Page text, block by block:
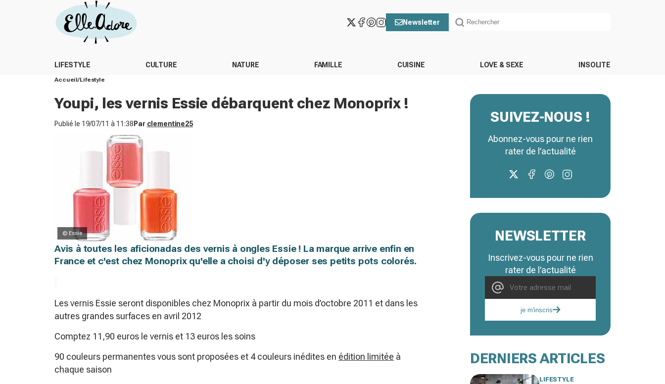
Newsletter
LIFESTYLE CULTURE NATURE FAMILLE CUISINE LOVE & SEXE INSOLITE
Accueil Lifestyle
Youpi, les vernis Essie débarquent chez Monoprix !
Publié le 19/07/11 à 11:38 Par clementine25
© Essie
Avis à toutes les aficionadas des vernis à ongles Essie ! La marque arrive enfin en
France et c'est chez Monoprix qu'elle a choisi d'y déposer ses petits pots colorés.
Les vernis Essie seront disponibles chez Monoprix à partir du mois d’octobre 2011 et dans les
autres grandes surfaces en avril 2012
Comptez 11,90 euros le vernis et 13 euros les soins
90 couleurs permanentes vous sont proposées et 4 couleurs inédites en édition limitée à
chaque saison
SUIVEZ-NOUS !
Abonnez-vous pour ne rien
rater de l’actualité
NEWSLETTER
Inscrivez-vous pour ne rien
rater de l’actualité
je m'inscris
DERNIERS ARTICLES
LIFESTYLE